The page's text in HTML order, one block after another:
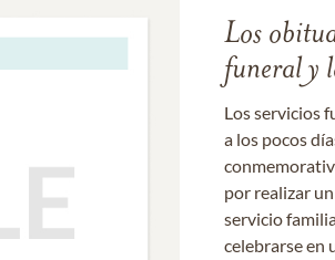
Los
funeral y
Los servicios
a los pocos
por realizar
servicio
celebrarse en